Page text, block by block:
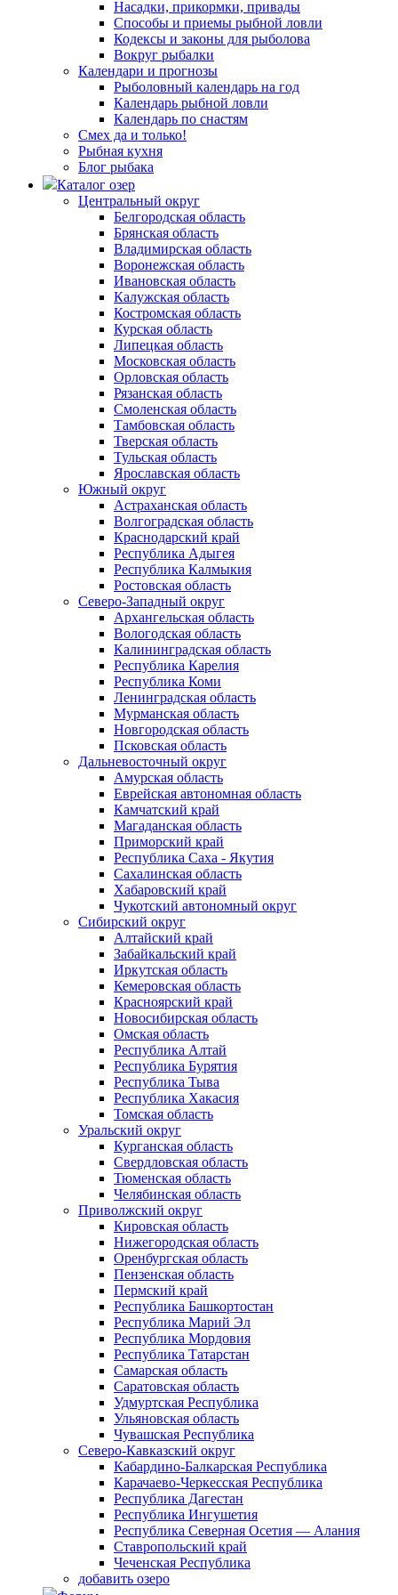
Насадки, прикормки, привады
Способы и приемы рыбной ловли
Кодексы и законы для рыболова
Вокруг рыбалки
Календари и прогнозы
Рыболовный календарь на год
Календарь рыбной ловли
Календарь по снастям
Смех да и только!
Рыбная кухня
Блог рыбака
Каталог озер
Центральный округ
Белгородская область
Брянская область
Владимирская область
Воронежская область
Ивановская область
Калужская область
Костромская область
Курская область
Липецкая область
Московская область
Орловская область
Рязанская область
Смоленская область
Тамбовская область
Тверская область
Тульская область
Ярославская область
Южный округ
Астраханская область
Волгоградская область
Краснодарский край
Республика Адыгея
Республика Калмыкия
Ростовская область
Северо-Западный округ
Архангельская область
Вологодская область
Калининградская область
Республика Карелия
Республика Коми
Ленинградская область
Мурманская область
Новгородская область
Псковская область
Дальневосточный округ
Амурская область
Еврейская автономная область
Камчатский край
Магаданская область
Приморский край
Республика Саха - Якутия
Сахалинская область
Хабаровский край
Чукотский автономный округ
Сибирский округ
Алтайский край
Забайкальский край
Иркутская область
Кемеровская область
Красноярский край
Новосибирская область
Омская область
Республика Алтай
Республика Бурятия
Республика Тыва
Республика Хакасия
Томская область
Уральский округ
Курганская область
Свердловская область
Тюменская область
Челябинская область
Приволжский округ
Кировская область
Нижегородская область
Оренбургская область
Пензенская область
Пермский край
Республика Башкортостан
Республика Марий Эл
Республика Мордовия
Республика Татарстан
Самарская область
Саратовская область
Удмуртская Республика
Ульяновская область
Чувашская Республика
Северо-Кавказский округ
Кабардино-Балкарская Республика
Карачаево-Черкесская Республика
Республика Дагестан
Республика Ингушетия
Республика Северная Осетия — Алания
Ставропольский край
Чеченская Республика
добавить озеро